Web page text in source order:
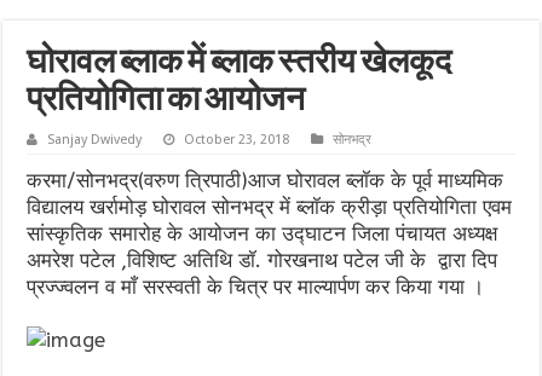
घोरावल ब्लाक में ब्लाक स्तरीय खेलकूद
प्रतियोगिता का आयोजन
Sanjay Dwivedy October 23, 2018 सोनभद्र
करमा/सोनभद्र(वरुण त्रिपाठी)आज घोरावल ब्लॉक के पूर्व माध्यमिक
विद्यालय खर्रामोड़ घोरावल सोनभद्र में ब्लॉक क्रीड़ा प्रतियोगिता एवम
सांस्कृतिक समारोह के आयोजन का उद्घाटन जिला पंचायत अध्यक्ष
अमरेश पटेल ,विशिष्ट अतिथि डॉ. गोरखनाथ पटेल जी के द्वारा दिप
प्रज्ज्वलन व माँ सरस्वती के चित्र पर माल्यार्पण कर किया गया ।